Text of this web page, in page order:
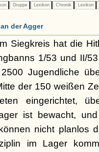
Gruppe Lexikon Chronik Lexikon
der Agger
Siegkreis hat die
1/53 und II/
Jugendliche
der 150 weißen
eingerichtet,
ist bewacht,
nicht planlos
im Lager